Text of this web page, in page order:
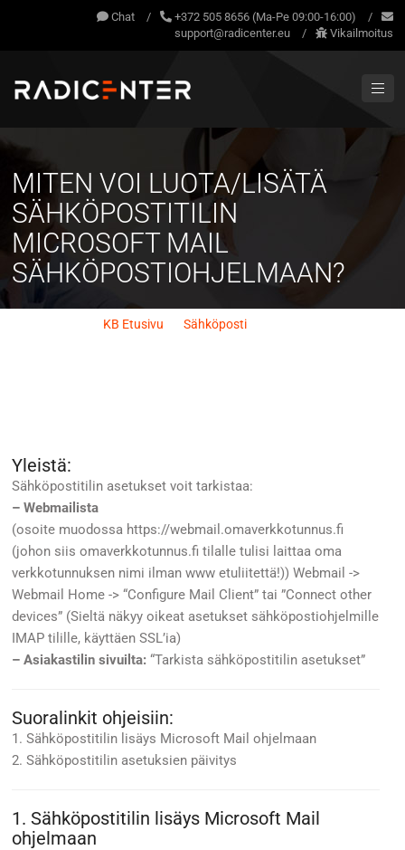
Chat / +372 505 8656 (Ma-Pe 09:00-16:00)
/
support@radicenter.eu
/ Vikailmoitus
MITEN VOI LUOTA/LISÄTÄ
SÄHKÖPOSTITILIN
MICROSOFT MAIL
SÄHKÖPOSTIOHJELMAAN?
KB Etusivu Sähköposti
Yleistä:
Sähköpostitilin asetukset voit tarkistaa:
– Webmailista
(osoite muodossa https://webmail.omaverkkotunnus.fi
(johon siis omaverkkotunnus.fi tilalle tulisi laittaa oma
verkkotunnuksen nimi ilman www etuliitettä!)) Webmail ->
Webmail Home -> “Configure Mail Client” tai ”Connect other
devices” (Sieltä näkyy oikeat asetukset sähköpostiohjelmille
IMAP tilille, käyttäen SSL’ia)
– Asiakastilin sivuilta: “Tarkista sähköpostitilin asetukset”
Suoralinkit ohjeisiin:
1. Sähköpostitilin lisäys Microsoft Mail ohjelmaan
2. Sähköpostitilin asetuksien päivitys
1. Sähköpostitilin lisäys Microsoft Mail
ohjelmaan